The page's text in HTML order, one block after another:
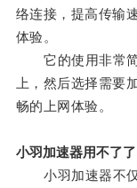
络连接，提高传输
体验。
它的使用非常简
上，然后选择需要
畅的上网体验。
小羽加速器用不了了
小羽加速器不仅